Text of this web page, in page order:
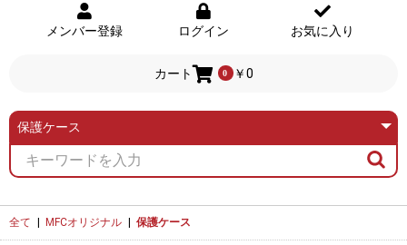
メンバー登録 ログイン お気に入り
カート 0 ￥0
全て MFCオリジナル 保護ケース